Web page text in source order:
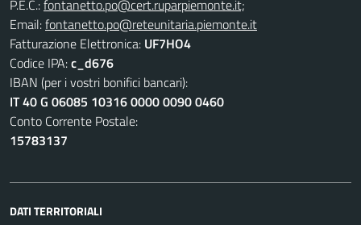
P.E.C.:fontanetto.po@cert.ruparpiemonte.it;
Email:fontanetto.po@reteunitaria.piemonte.it
Fatturazione Elettronica: UF7HO4
Codice IPA:c_d676
IBAN (per i vostri bonifici bancari):
IT 40 G 06085 10316 0000 0090 0460
Conto Corrente Postale:
15783137
DATI TERRITORIALI